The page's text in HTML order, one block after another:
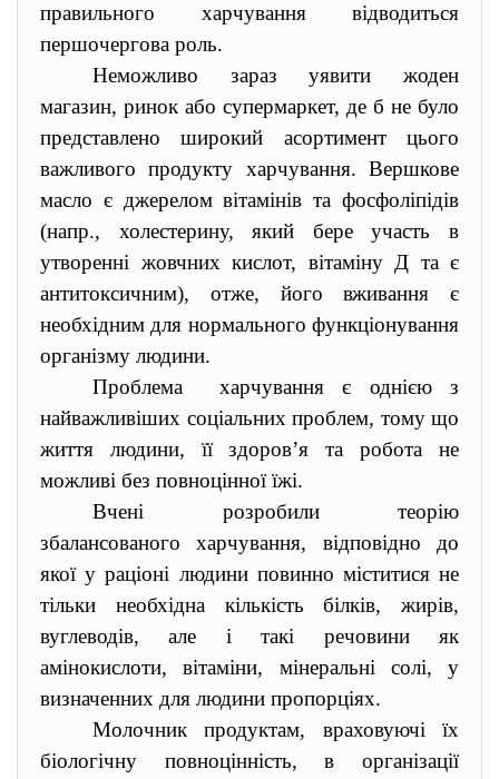
правильного харчування відводиться
першочергова роль.
Неможливо зараз уявити жоден
магазин, ринок або супермаркет, де б не було
представлено широкий асортимент цього
важливого продукту харчування. Вершкове
масло є джерелом вітамінів та фосфоліпідів
(напр., холестерину, який бере участь в
утворенні жовчних кислот, вітаміну Д та є
антитоксичним), отже, його вживання є
необхідним для нормального функціонування
організму людини.
Проблема харчування є однією з
найважливіших соціальних проблем, тому що
життя людини, її здоров’я та робота не
можливі без повноцінної їжі.
Вчені розробили теорію
збалансованого харчування, відповідно до
якої у раціоні людини повинно міститися не
тільки необхідна кількість білків, жирів,
вуглеводів, але і такі речовини як
амінокислоти, вітаміни, мінеральні солі, у
визначенних для людини пропорціях.
Молочник продуктам, враховуючі їх
біологічну повноцінність, в організації